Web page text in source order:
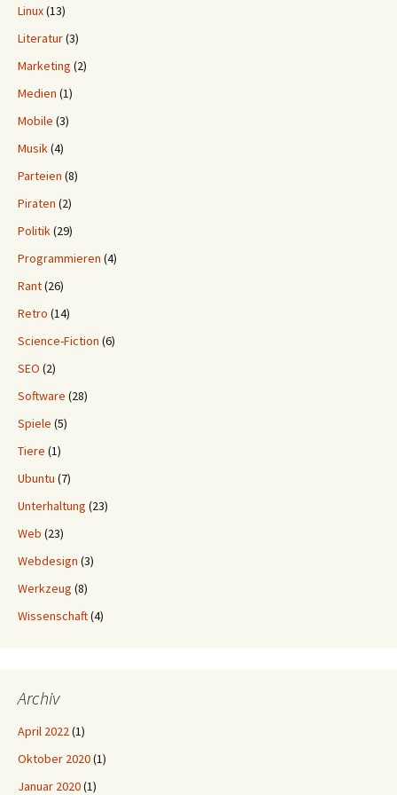
Linux(13)
Literatur(3)
Marketing (2)
Medien (1)
Mobile (3)
Musik(4)
Parteien (8)
Piraten (2)
Politik(29)
Programmieren (4)
Rant(26)
Retro (14)
Science-Fiction (6)
SEO (2)
Software (28)
Spiele (5)
Tiere (1)
Ubuntu (7)
Unterhaltung (23)
Web (23)
Webdesign (3)
Werkzeug (8)
Wissenschaft(4)
Archiv
April 2022(1)
Oktober 2020(1)
Januar 2020(1)